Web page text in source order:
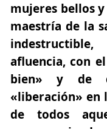
mujeres bellos
maestría de la
afluencia, con
bien» y de
«liberación» en
de todos